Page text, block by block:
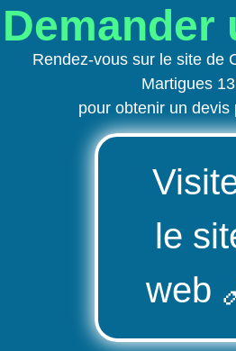
Demander
Rendez-vous sur le site de
Martigues
pour obtenir un devis
le
web